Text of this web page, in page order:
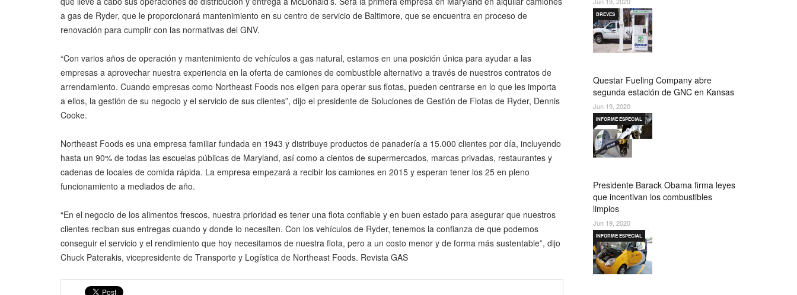
a gas de Ryder, que le proporcionará mantenimiento en su centro de servicio de Baltimore, que se encuentra en proceso de
renovación para cumplir con las normativas del GNV.
“Con varios años de operación y mantenimiento de vehículos a gas natural, estamos en una posición única para ayudar a las
empresas a aprovechar nuestra experiencia en la oferta de camiones de combustible alternativo a través de nuestros contratos de
arrendamiento. Cuando empresas como Northeast Foods nos eligen para operar sus flotas, pueden centrarse en lo que les importa
a ellos, la gestión de su negocio y el servicio de sus clientes”, dijo el presidente de Soluciones de Gestión de Flotas de Ryder, Dennis
Cooke.
Northeast Foods es una empresa familiar fundada en 1943 y distribuye productos de panadería a 15.000 clientes por día, incluyendo
hasta un 90% de todas las escuelas públicas de Maryland, así como a cientos de supermercados, marcas privadas, restaurantes y
cadenas de locales de comida rápida. La empresa empezará a recibir los camiones en 2015 y esperan tener los 25 en pleno
funcionamiento a mediados de año.
“En el negocio de los alimentos frescos, nuestra prioridad es tener una flota confiable y en buen estado para asegurar que nuestros
clientes reciban sus entregas cuando y donde lo necesiten. Con los vehículos de Ryder, tenemos la confianza de que podemos
conseguir el servicio y el rendimiento que hoy necesitamos de nuestra flota, pero a un costo menor y de forma más sustentable”, dijo
Chuck Paterakis, vicepresidente de Transporte y Logística de Northeast Foods. Revista GAS
Questar Fueling Company abre
segunda estación de GNC en Kansas
BREVES
Jun 19, 2020
Presidente Barack Obama firma leyes
que incentivan los combustibles
limpios
INFORME ESPECIAL
Jun 19, 2020
INFORME ESPECIAL